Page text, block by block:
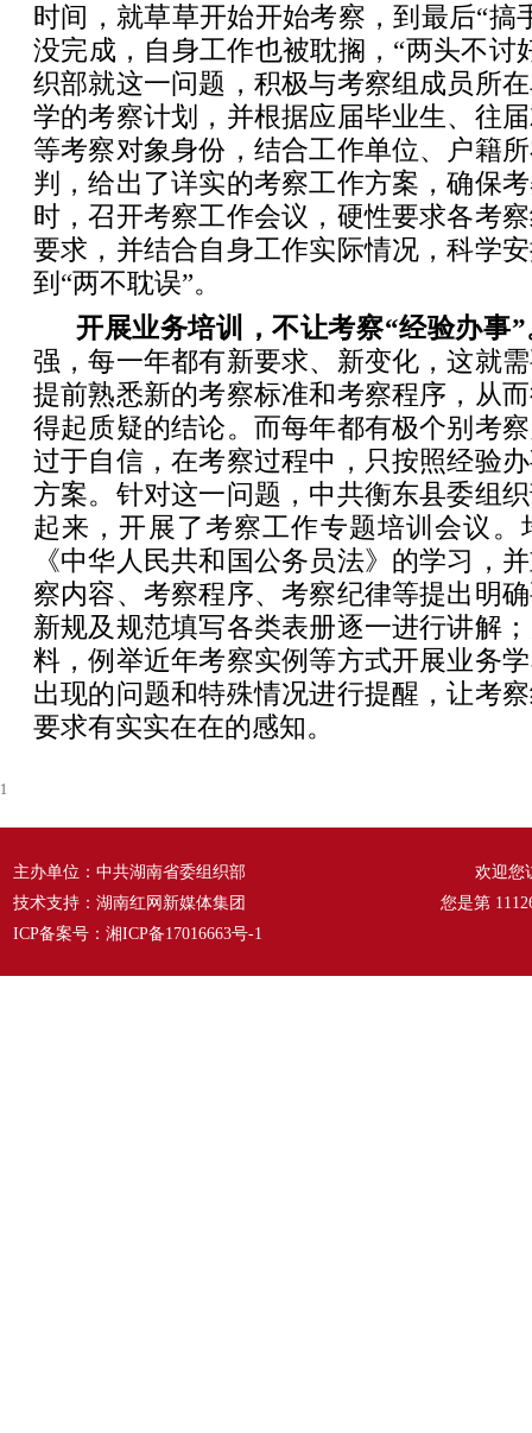
时间，就草草开始开始考察，到最后“搞
没完成，自身工作也被耽搁，“两头不讨
织部就这一问题，积极与考察组成员所
学的考察计划，并根据应届毕业生、往
等考察对象身份，结合工作单位、户籍
判，给出了详实的考察工作方案，确保
时，召开考察工作会议，硬性要求各考
要求，并结合自身工作实际情况，科学
到“两不耽误”。
开展业务培训，不让考察“经验办事
强，每一年都有新要求、新变化，这就
提前熟悉新的考察标准和考察程序，从
得起质疑的结论。而每年都有极个别考
过于自信，在考察过程中，只按照经验
方案。针对这一问题，中共衡东县委组
起来，开展了考察工作专题培训会议。
《中华人民共和国公务员法》的学习，
察内容、考察程序、考察纪律等提出明
新规及规范填写各类表册逐一进行讲解
料，例举近年考察实例等方式开展业务
出现的问题和特殊情况进行提醒，让考
要求有实实在在的感知。
1
主办单位：中共湖南省委组织部
技术支持：湖南红网新媒体集团
ICP备案号： 湘ICP备17016663号-1
欢迎您
您是第